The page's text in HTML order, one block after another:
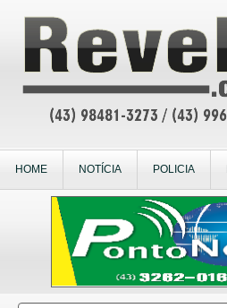
HOME NOTÍCIA POLICIA